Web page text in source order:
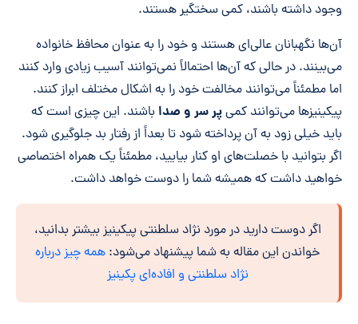
وجود داشته باشند، کمی سختگیر هستند.
آن‌ها نگهبانان عالی‌ای هستند و خود را به عنوان محافظ خانواده
می‌بینند. در حالی که آن‌ها احتمالاً نمی‌توانند آسیب زیادی وارد کنند
اما مطمئناً می‌توانند مخالفت خود را به اشکال مختلف ابراز کنند.
پیکینیزها می‌توانند کمیپر سر و صدا باشند. این چیزی است که
باید خیلی زود به آن پرداخته شود تا بعداً از رفتار بد جلوگیری شود.
اگر بتوانید با خصلت‌های او کنار بیایید، مطمئناً یک همراه اختصاصی
خواهید داشت که همیشه شما را دوست خواهد داشت.
اگر دوست دارید در مورد نژاد سلطنتی پیکینیز بیشتر بدانید،
خواندن این مقاله به شما پیشنهاد می‌شود: همه چیز درباره
نژاد سلطنتی و افاده‌ای پکینیز